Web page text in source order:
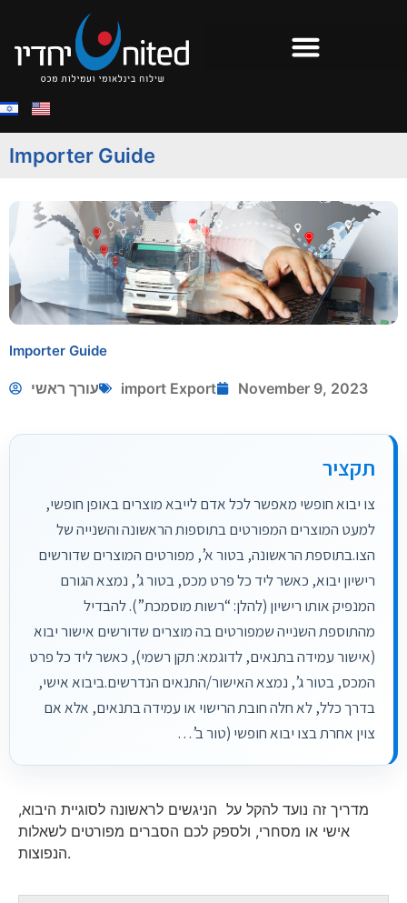
Importer Guide
Importer Guide
עורך ראשי import Export November 9, 2023
תקציר
צו יבוא חופשי מאפשר לכל אדם לייבא מוצרים באופן חופשי,
למעט המוצרים המפורטים בתוספות הראשונה והשנייה של
הצו.בתוספת הראשונה, בטור א’, מפורטים המוצרים שדורשים
רישיון יבוא, כאשר ליד כל פרט מכס, בטור ג’, נמצא הגורם
המנפיק אותו רישיון (להלן: “רשות מוסמכת”). להבדיל
מהתוספת השנייה שמפורטים בה מוצרים שדורשים אישור יבוא
(אישור עמידה בתנאים, לדוגמא: תקן רשמי), כאשר ליד כל פרט
המכס, בטור ג’, נמצא האישור/התנאים הנדרשים.ביבוא אישי,
בדרך כלל, לא חלה חובת הרישוי או עמידה בתנאים, אלא אם
צוין אחרת בצו יבוא חופשי (טור ב’…
מדריך זה נועד להקל על הניגשים לראשונה לסוגיית היבוא,
אישי או מסחרי, ולספק לכם הסברים מפורטים לשאלות
הנפוצות.